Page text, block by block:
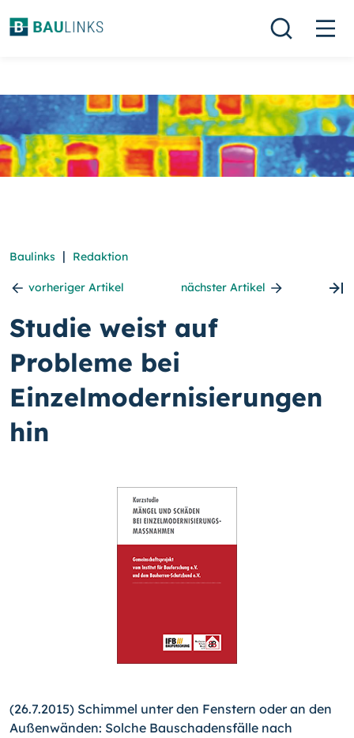
Baulinks | Redaktion
vorheriger Artikel nächster Artikel
Studie weist auf
Probleme bei
Einzelmodernisierungen
hin
(26.7.2015) Schimmel unter den Fenstern oder an den
Außen­wänden: Solche Bauschadensfälle nach